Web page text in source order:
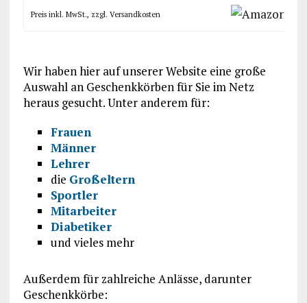
Preis inkl. MwSt., zzgl. Versandkosten
Wir haben hier auf unserer Website eine große
Auswahl an Geschenkkörben für Sie im Netz
heraus gesucht. Unter anderem für:
Frauen
Männer
Lehrer
die Großeltern
Sportler
Mitarbeiter
Diabetiker
und vieles mehr
Außerdem für zahlreiche Anlässe, darunter
Geschenkkörbe: